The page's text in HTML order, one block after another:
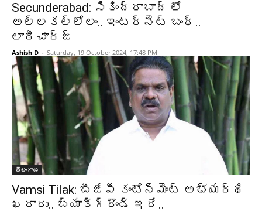
Secunderabad: సికింద్రాబాద్ లో
అల్లకల్లోలం.. ఇంటర్నెట్ బంధ్..
లాఠీచార్జ్
Ashish D - Saturday, 19 October 2024, 17:48 PM
తెలంగాణ
Vamsi Tilak: బీజేపీ కంటోన్మెంట్‌ అభ్యర్థి
ఖరారు.. బ్యాక్‌గ్రౌండ్‌ ఇదే..